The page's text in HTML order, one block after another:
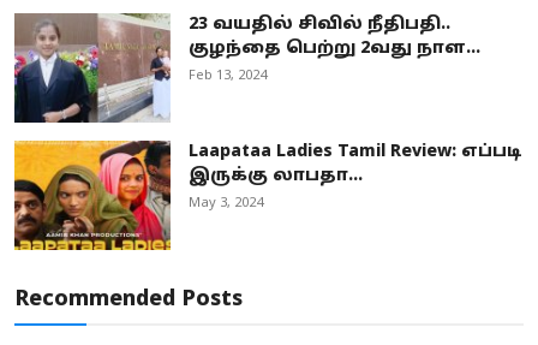
23 வயதில் சிவில் நீதிபதி..
குழந்தை பெற்று 2வது நாள...
Feb 13, 2024
Laapataa Ladies Tamil Review: எப்படி
இருக்கு லாபதா...
May 3, 2024
Recommended Posts